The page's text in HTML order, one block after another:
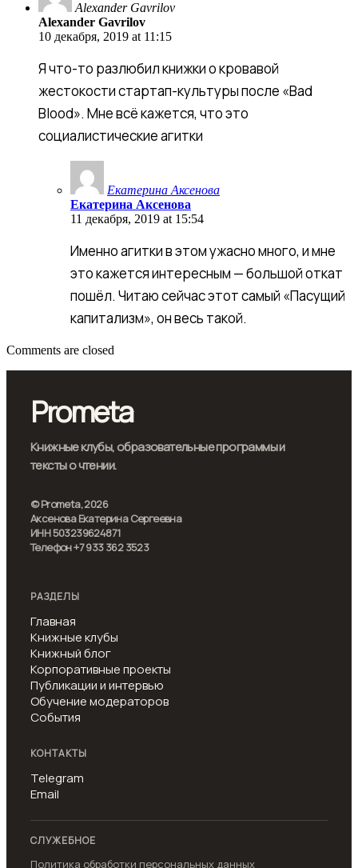
Alexander Gavrilov
Alexander Gavrilov
10 декабря, 2019 at 11:15
Я что-то разлюбил книжки о кровавой
жестокости стартап-культуры после «Bad
Blood». Мне всё кажется, что это
социалистические агитки
Екатерина Аксенова
Екатерина Аксенова
11 декабря, 2019 at 15:54
Именно агитки в этом ужасно много, и мне
это кажется интересным — большой откат
пошёл. Читаю сейчас этот самый «Пасущий
капитализм», он весь такой.
Comments are closed
Prometa
Книжные клубы, образовательные программы и
тексты о чтении.
© Prometa, 2026
Аксенова Екатерина Сергеевна
ИНН 503239624871
Телефон +7 933 362 3523
РАЗДЕЛЫ
Главная
Книжные клубы
Книжный блог
Корпоративные проекты
Публикации и интервью
Обучение модераторов
События
КОНТАКТЫ
Telegram
Email
СЛУЖЕБНОЕ
Политика обработки персональных данных